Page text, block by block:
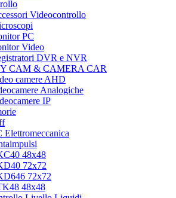
Videocontrollo
PC
Video
DVR e NVR
CAM & CAMERA CAR
camere AHD
Analogiche
IP
48x48
72x72
72x72
48x48